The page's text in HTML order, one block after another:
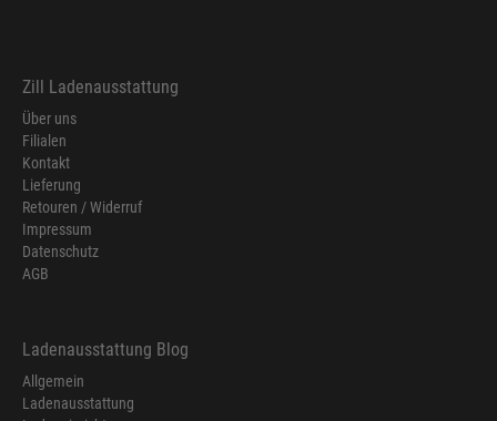
Zill Ladenausstattung
Über uns
Filialen
Kontakt
Lieferung
Retouren / Widerruf
Impressum
Datenschutz
AGB
Ladenausstattung Blog
Allgemein
Ladenausstattung